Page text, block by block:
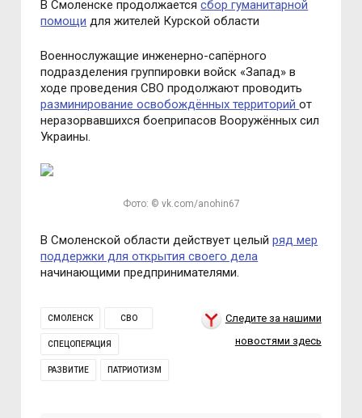
В Смоленске продолжаетсясбор гуманитарной
помощи для жителей Курской области
Военнослужащие инженерно-сапёрного
подразделения группировки войск «Запад» в
ходе проведения СВО продолжают проводить
разминирование освобождённых территорийот
неразорвавшихся боеприпасов Вооружённых сил
Украины.
Фото: © vk.com/anohin67
В Смоленской области действует целыйряд мер
поддержки для открытия своего дела
начинающими предпринимателями.
СМОЛЕНСК СВО
СПЕЦОПЕРАЦИЯ
РАЗВИТИЕ ПАТРИОТИЗМ
Следите за нашими
новостями здесь